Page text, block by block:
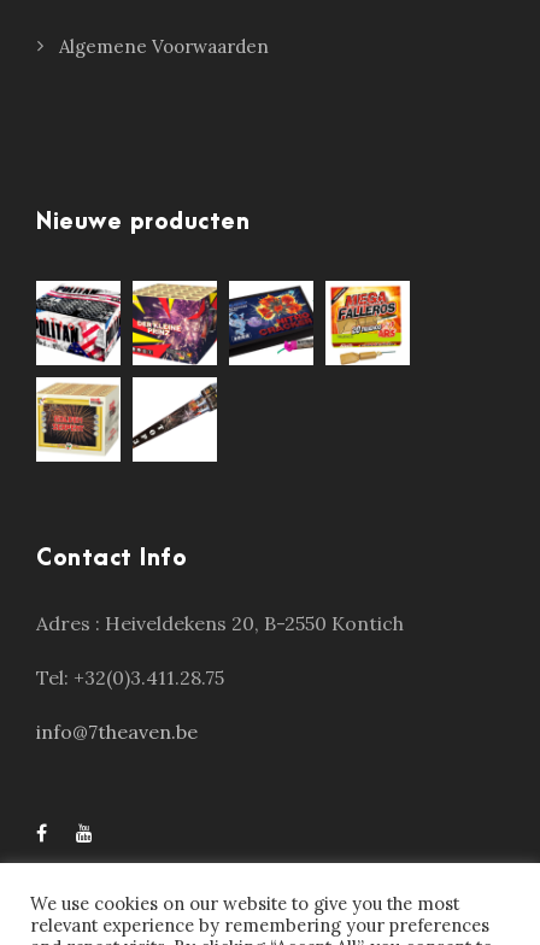
Algemene Voorwaarden
Nieuwe producten
Contact Info
Adres : Heiveldekens 20, B-2550 Kontich
Tel: +32(0)3.411.28.75
info@7theaven.be
We use cookies on our website to give you the most
relevant experience by remembering your preferences